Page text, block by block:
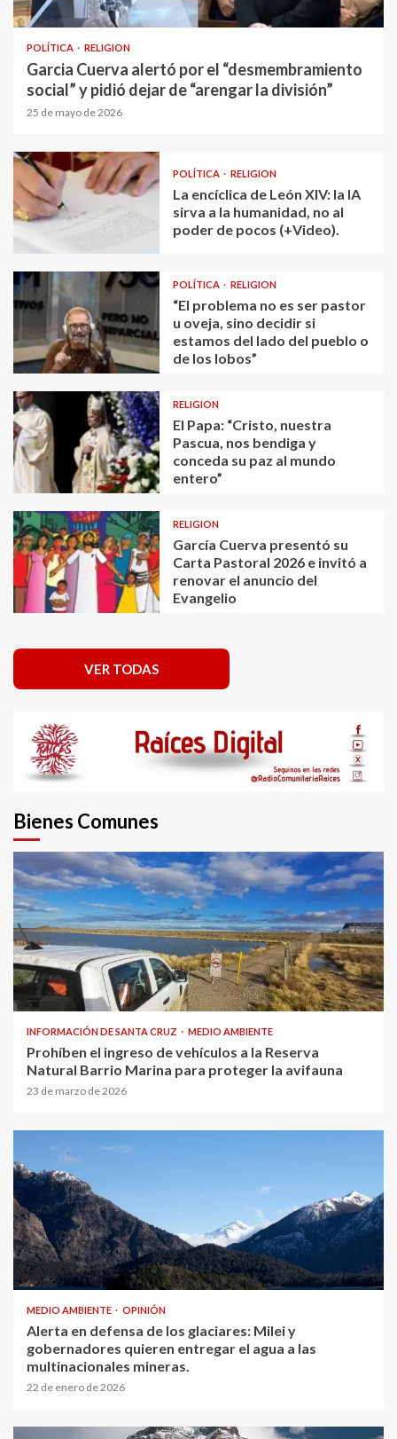
POLÍTICA RELIGION
Garcia Cuerva alertó por el “desmembramiento
social” y pidió dejar de “arengar la división”
25 de mayo de 2026
POLÍTICA RELIGION
La encíclica de León XIV: la IA
sirva a la humanidad, no al
poder de pocos (+Video).
POLÍTICA RELIGION
“El problema no es ser pastor
u oveja, sino decidir si
estamos del lado del pueblo o
de los lobos”
RELIGION
El Papa: “Cristo, nuestra
Pascua, nos bendiga y
conceda su paz al mundo
entero”
RELIGION
García Cuerva presentó su
Carta Pastoral 2026 e invitó a
renovar el anuncio del
Evangelio
VER TODAS
Bienes Comunes
INFORMACIÓN DE SANTA CRUZ MEDIO AMBIENTE
Prohíben el ingreso de vehículos a la Reserva
Natural Barrio Marina para proteger la avifauna
23 de marzo de 2026
MEDIO AMBIENTE OPINIÓN
Alerta en defensa de los glaciares: Milei y
gobernadores quieren entregar el agua a las
multinacionales mineras.
22 de enero de 2026